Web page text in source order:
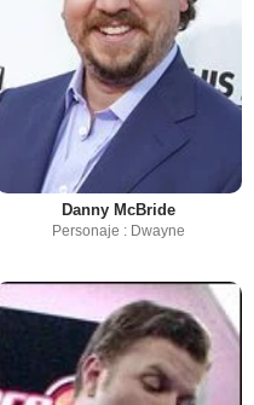
Danny McBride
Personaje : Dwayne